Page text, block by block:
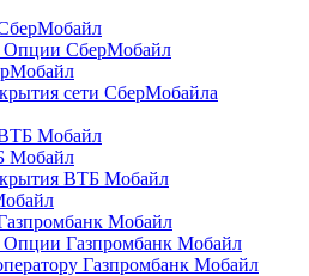
Опции СберМобайл
сети СберМобайлa
Мобайл
Мобайл
ВТБ Мобайл
Мобайл
Опции Газпромбанк Мобайл
Газпромбанк Мобайл